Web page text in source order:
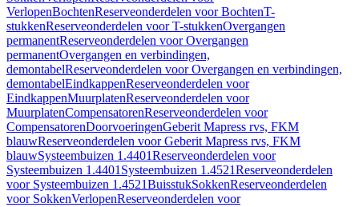
VerlopenBochtenReserveonderdelen voor BochtenT-
stukkenReserveonderdelen voor T-stukkenOvergangen
permanentReserveonderdelen voor Overgangen
permanentOvergangen en verbindingen,
demontabelReserveonderdelen voor Overgangen en verbindingen,
demontabelEindkappenReserveonderdelen voor
EindkappenMuurplatenReserveonderdelen voor
MuurplatenCompensatorenReserveonderdelen voor
CompensatorenDoorvoeringenGeberit Mapress rvs, FKM
blauwReserveonderdelen voor Geberit Mapress rvs, FKM
blauwSysteembuizen 1.4401Reserveonderdelen voor
Systeembuizen 1.4401 Systeembuizen 1.4521Reserveonderdelen
voor Systeembuizen 1.4521BuisstukSokkenReserveonderdelen
voor SokkenVerlopenReserveonderdelen voor